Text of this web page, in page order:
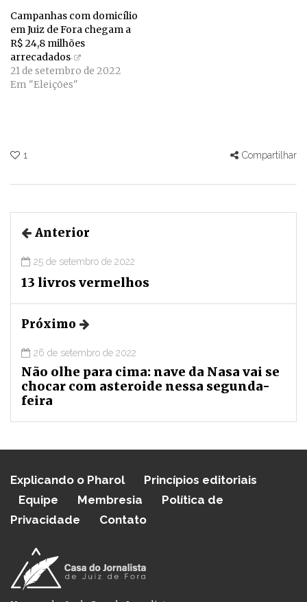
Campanhas com domicílio
em Juiz de Fora chegam a
R$ 24,8 milhões
arrecadados
21 de setembro de 2022
Em "Eleições"
1 Compartilhar
Anterior
25 de setembro de 2022
13 livros vermelhos
Próximo
26 de setembro de 2022
Não olhe para cima: nave da Nasa vai se
chocar com asteroide nessa segunda-
feira
Explicando o Pharol
Princípios editoriais
Equipe
Membresia
Política de
Privacidade
Contato